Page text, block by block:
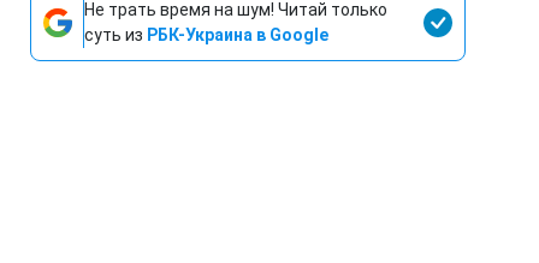
Не трать время на шум! Читай только
суть из РБК-Украина в Google